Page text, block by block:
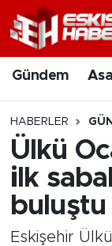
Gündem
HABERLER
Ülkü
ilk
buluştu
Eskişehir
Gündem
Asayiş
Siyaset
Spor
Sağlık
Nöbetçi
Hava
Trafik
Süper
Tüm